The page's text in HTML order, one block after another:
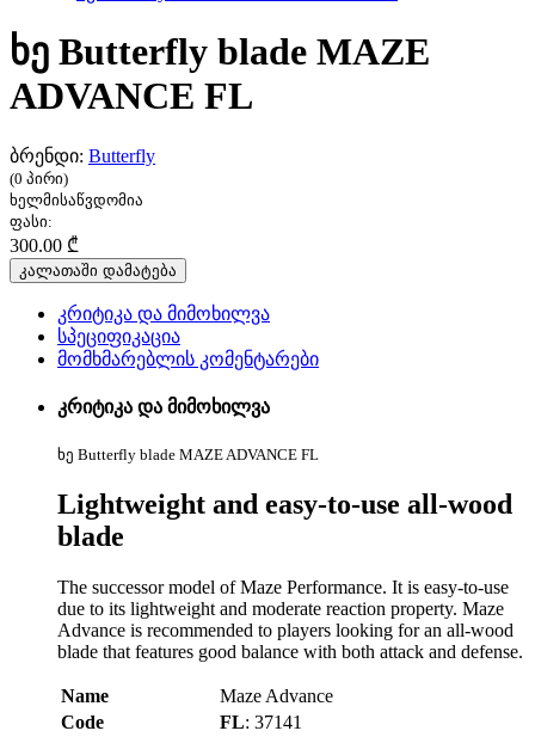
ხე Butterfly blade MAZE
ADVANCE FL
ბრენდი: Butterfly
(0 პირი)
ხელმისაწვდომია
ფასი:
300.00 ₾
კალათაში დამატება
კრიტიკა და მიმოხილვა
სპეციფიკაცია
მომხმარებლის კომენტარები
კრიტიკა და მიმოხილვა
ხე Butterfly blade MAZE ADVANCE FL
Lightweight and easy-to-use all-wood
blade
The successor model of Maze Performance. It is easy-to-use
due to its lightweight and moderate reaction property. Maze
Advance is recommended to players looking for an all-wood
blade that features good balance with both attack and defense.
Name
Maze Advance
Code
FL: 37141